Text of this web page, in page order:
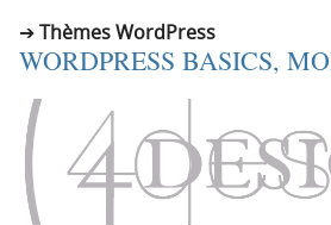
Thèmes WordPress
WORDPRESS BASICS,